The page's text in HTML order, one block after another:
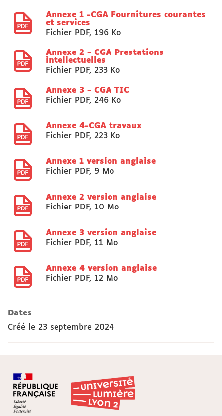
Annexe 1 -CGA Fournitures courantes
et services
Fichier PDF, 196 Ko
Annexe 2 - CGA Prestations
intellectuelles
Fichier PDF, 233 Ko
Annexe 3 - CGA TIC
Fichier PDF, 246 Ko
Annexe 4-CGA travaux
Fichier PDF, 223 Ko
Annexe 1 version anglaise
Fichier PDF, 9 Mo
Annexe 2 version anglaise
Fichier PDF, 10 Mo
Annexe 3 version anglaise
Fichier PDF, 11 Mo
Annexe 4 version anglaise
Fichier PDF, 12 Mo
Dates
Créé le 23 septembre 2024